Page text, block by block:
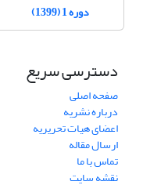
دوره 1 (1399)
دسترسی سریع
صفحه اصلی
درباره نشریه
اعضای هیات تحریریه
ارسال مقاله
تماس با ما
نقشه سایت